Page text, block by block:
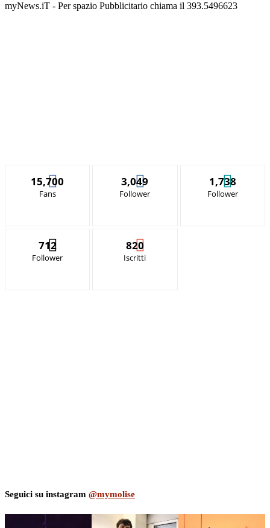
myNews.iT - Per spazio Pubblicitario chiama il 393.5496623
15,700
Fans
3,049
Follower
1,738
Follower
712
Follower
820
Iscritti
Seguici su instagram @mymolise